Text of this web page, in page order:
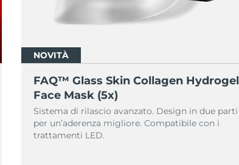
NOVITÀ
FAQ™ Glass Skin Collagen Hydrogel
Face Mask (5x)
Sistema di rilascio avanzato. Design in due parti
per un’aderenza migliore. Compatibile con i
trattamenti LED.